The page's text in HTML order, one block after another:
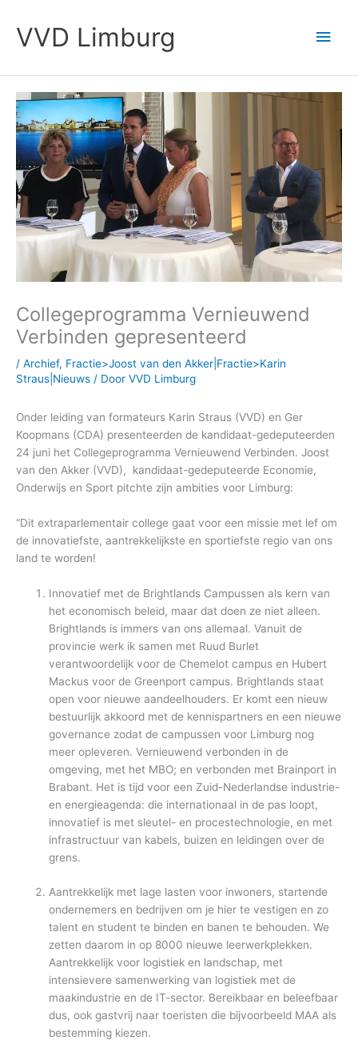
naarVVD Limburg
Collegeprogramma Vernieuwend
Verbinden gepresenteerd
/ Archief, Fractie>Joost van den Akker|Fractie>Karin
Straus|Nieuws / Door VVD Limburg
Onder leiding van formateurs Karin Straus (VVD) en Ger
Koopmans (CDA) presenteerden de kandidaat-gedeputeerden
24 juni het Collegeprogramma Vernieuwend Verbinden. Joost
van den Akker (VVD), kandidaat-gedeputeerde Economie,
Onderwijs en Sport pitchte zijn ambities voor Limburg:
“Dit extraparlementair college gaat voor een missie met lef om
de innovatiefste, aantrekkelijkste en sportiefste regio van ons
land te worden!
Innovatief met de Brightlands Campussen als kern van
het economisch beleid, maar dat doen ze niet alleen.
Brightlands is immers van ons allemaal. Vanuit de
provincie werk ik samen met Ruud Burlet
verantwoordelijk voor de Chemelot campus en Hubert
Mackus voor de Greenport campus. Brightlands staat
open voor nieuwe aandeelhouders. Er komt een nieuw
bestuurlijk akkoord met de kennispartners en een nieuwe
governance zodat de campussen voor Limburg nog
meer opleveren. Vernieuwend verbonden in de
omgeving, met het MBO; en verbonden met Brainport in
Brabant. Het is tijd voor een Zuid-Nederlandse industrie-
en energieagenda: die internationaal in de pas loopt,
innovatief is met sleutel- en procestechnologie, en met
infrastructuur van kabels, buizen en leidingen over de
grens.
Aantrekkelijk met lage lasten voor inwoners, startende
ondernemers en bedrijven om je hier te vestigen en zo
talent en student te binden en banen te behouden. We
zetten daarom in op 8000 nieuwe leerwerkplekken.
Aantrekkelijk voor logistiek en landschap, met
intensievere samenwerking van logistiek met de
maakindustrie en de IT-sector. Bereikbaar en beleefbaar
dus, ook gastvrij naar toeristen die bijvoorbeeld MAA als
bestemming kiezen.